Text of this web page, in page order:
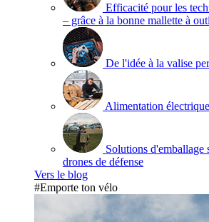
Efficacité pour les
– grâce à la bonne mallette à
De l'idée à la valise
Alimentation
Solutions d'emballage
drones de défense
Vers le blog
#Emporte ton vélo